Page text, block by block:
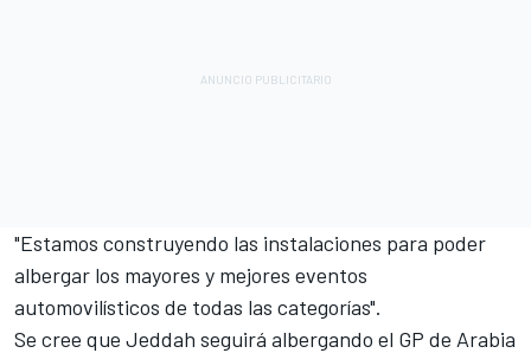
"Estamos construyendo las instalaciones para poder
albergar los mayores y mejores eventos
automovilísticos de todas las categorías".
Se cree que Jeddah seguirá albergando el GP de Arabia